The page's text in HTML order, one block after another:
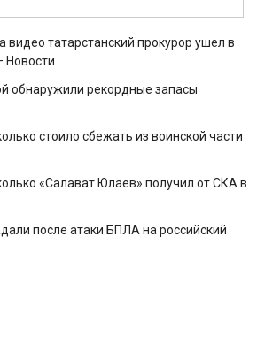
видео татарстанский прокурор ушел в
Новости
обнаружили рекордные запасы
стоило сбежать из воинской части
«Салават Юлаев» получил от СКА в
после атаки БПЛА на российский